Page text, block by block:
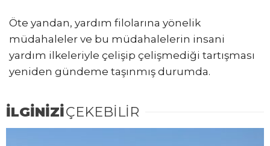
Öte yandan, yardım filolarına yönelik
müdahaleler ve bu müdahalelerin insani
yardım ilkeleriyle çelişip çelişmediği tartışması
yeniden gündeme taşınmış durumda.
İLGİNİZİÇEKEBİLİR